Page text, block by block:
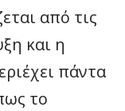
από τις
και η
πάντα
το